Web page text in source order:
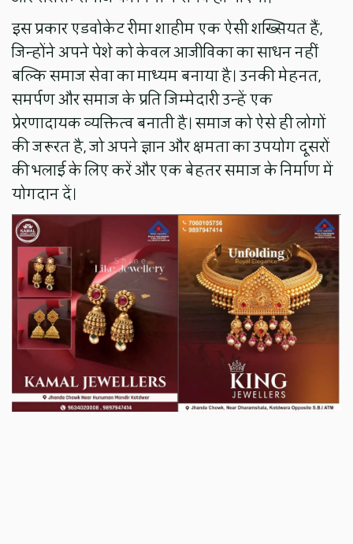
इस प्रकार एडवोकेट रीमा शाहीम एक ऐसी शख्सियत हैं,
जिन्होंने अपने पेशे को केवल आजीविका का साधन नहीं
बल्कि समाज सेवा का माध्यम बनाया है। उनकी मेहनत,
समर्पण और समाज के प्रति जिम्मेदारी उन्हें एक
प्रेरणादायक व्यक्तित्व बनाती है। समाज को ऐसे ही लोगों
की जरूरत है, जो अपने ज्ञान और क्षमता का उपयोग दूसरों
की भलाई के लिए करें और एक बेहतर समाज के निर्माण में
योगदान दें।